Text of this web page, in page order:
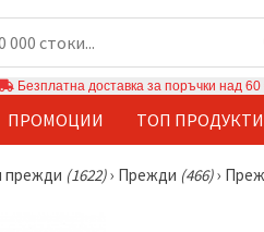
Безплатна доставка за поръчки над 60
ПРОМОЦИИ ТОП ПРОДУКТИ
прежди (1622)› Прежди (466)›